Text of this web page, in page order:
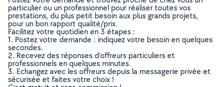
particulier ou un professionnel pour réaliser toutes vos
prestations, du plus petit besoin aux plus grands projets,
pour un bon rapport qualité/prix.
Facilitez votre quotidien en 3 étapes :
1. Postez votre demande : indiquez votre besoin en quelques
secondes.
2. Recevez des réponses d’offreurs particuliers et
professionnels en quelques minutes.
3. Echangez avec les offreurs depuis la messagerie privée et
sécurisée et faites votre choix !